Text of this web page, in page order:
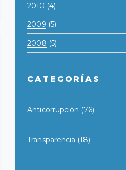
2010 (4)
2009 (5)
2008 (5)
CATEGORÍAS
Anticorrupción (76)
·
Transparencia (18)